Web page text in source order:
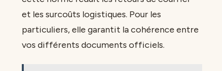
et les surcoûts logistiques. Pour les
particuliers, elle garantit la cohérence entre
vos différents documents officiels.